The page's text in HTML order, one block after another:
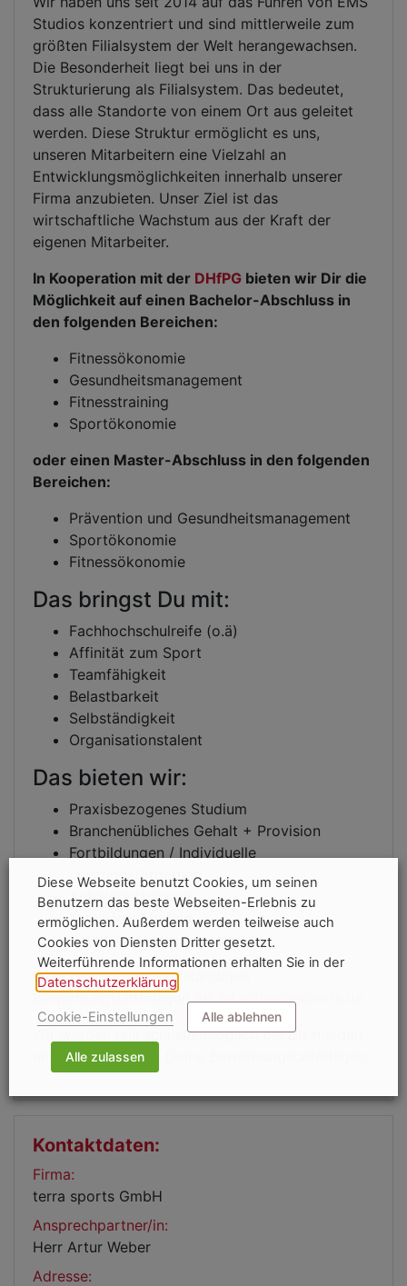
Studios konzentriert und sind mittlerweile zum
größten Filialsystem der Welt herangewachsen.
Die Besonderheit liegt bei uns in der
Strukturierung als Filialsystem. Das bedeutet,
dass alle Standorte von einem Ort aus geleitet
werden. Diese Struktur ermöglicht es uns,
unseren Mitarbeitern eine Vielzahl an
Entwicklungsmöglichkeiten innerhalb unserer
Firma anzubieten. Unser Ziel ist das
wirtschaftliche Wachstum aus der Kraft der
eigenen Mitarbeiter.
In Kooperation mit der DHfPG bieten wir Dir die
Möglichkeit auf einen Bachelor-Abschluss in
den folgenden Bereichen:
Fitnessökonomie
Gesundheitsmanagement
Fitnesstraining
Sportökonomie
oder einen Master-Abschluss in den folgenden
Bereichen:
Prävention und Gesundheitsmanagement
Sportökonomie
Fitnessökonomie
Das bringst Du mit:
Fachhochschulreife (o.ä)
Affinität zum Sport
Teamfähigkeit
Belastbarkeit
Selbständigkeit
Organisationstalent
Das bieten wir:
Praxisbezogenes Studium
Branchenübliches Gehalt + Provision
Fortbildungen / Individuelle
Leistungsförderung
Aufstiegschancen
Familiäres Umfeld
Solide Unternehmensstruktur
Bitte sende Deine vollständigen
Bewerbungsunterlagen an:info@terra-sports.de
Wir werden uns schnellstmöglich bei Dir melden
und freuen uns auf Deine Bewerbungsunterlagen.
Kontaktdaten:
Firma:
terra sports GmbH
Ansprechpartner/in:
Herr Artur Weber
Adresse:
Diese Webseite benutzt Cookies, um seinen
Benutzern das beste Webseiten-Erlebnis zu
ermöglichen. Außerdem werden teilweise auch
Cookies von Diensten Dritter gesetzt.
Weiterführende Informationen erhalten Sie in der
Datenschutzerklärung
Cookie-Einstellungen Alle ablehnen
Alle zulassen